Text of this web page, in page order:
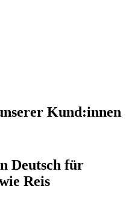
Kund:innen
Deutsch für
Reis